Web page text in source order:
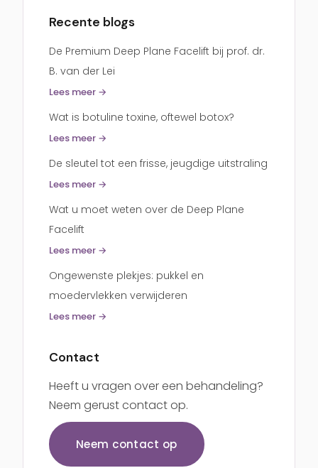
Recente blogs
De Premium Deep Plane Facelift bij prof. dr.
B. van der Lei
Lees meer →
Wat is botuline toxine, oftewel botox?
Lees meer →
De sleutel tot een frisse, jeugdige uitstraling
Lees meer →
Wat u moet weten over de Deep Plane
Facelift
Lees meer →
Ongewenste plekjes: pukkel en
moedervlekken verwijderen
Lees meer →
Contact
Heeft u vragen over een behandeling?
Neem gerust contact op.
Neem contact op